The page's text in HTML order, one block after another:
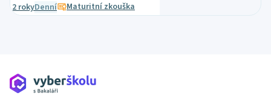
2 rokyDenní Maturitní zkouška